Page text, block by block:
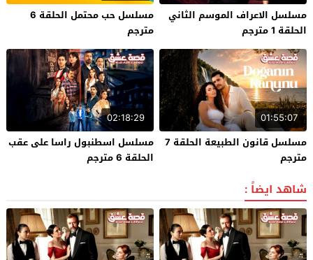
مسلسل الاعراف الموسم الثاني
الحلقة 1 مترجم
مسلسل حب محتمل الحلقة 6
مترجم
01:55:07
مسلسل قانون الطبيعة الحلقة 7
مترجم
02:18:29
مسلسل اسطنبول راسا على عقب
الحلقة 6 مترجم
شاهد ايضاً :